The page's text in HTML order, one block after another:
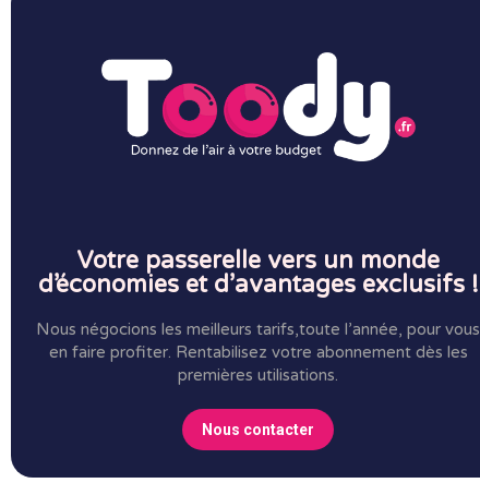
Votre passerelle vers un monde
d’économies et d’avantages exclusifs !
Nous négocions les meilleurs tarifs,toute l’année, pour vous
en faire profiter. Rentabilisez votre abonnement dès les
premières utilisations.
Nous contacter